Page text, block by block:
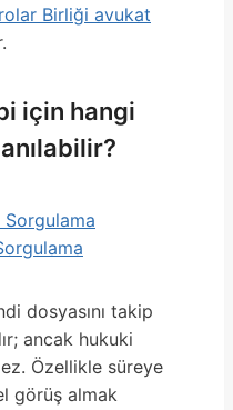
Birliği avukat
için hangi
dosyasını takip
ancak hukuki
Özellikle süreye
görüş almak